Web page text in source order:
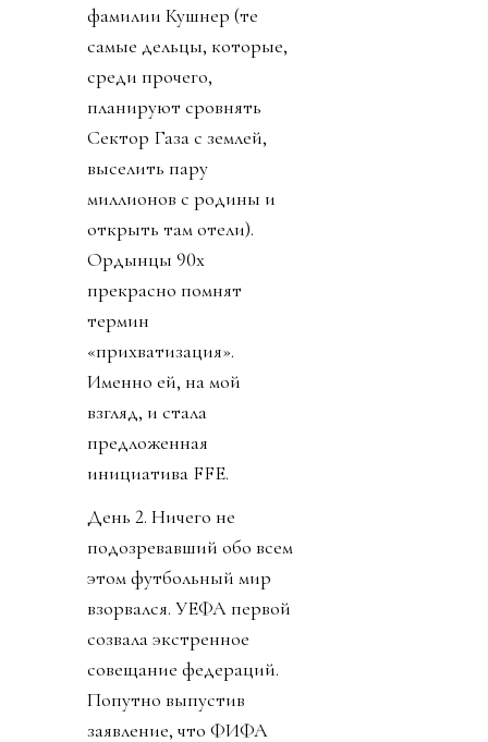
фамилии Кушнер (те
самые дельцы, которые,
среди прочего,
планируют сровнять
Сектор Газа с землей,
выселить пару
миллионов с родины и
открыть там отели).
Ордынцы 90х
прекрасно помнят
термин
«прихватизация».
Именно ей, на мой
взгляд, и стала
предложенная
инициатива FFE.
День 2. Ничего не
подозревавший обо всем
этом футбольный мир
взорвался. УЕФА первой
созвала экстренное
совещание федераций.
Попутно выпустив
заявление, что ФИФА